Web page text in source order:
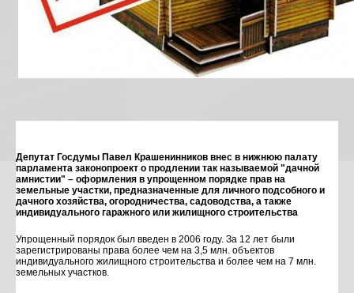
Депутат Госдумы Павел Крашенинников внес в нижнюю палату
парламента законопроект о продлении так называемой "дачной
амнистии" – оформления в упрощенном порядке прав на
земельные участки, предназначенные для личного подсобного и
дачного хозяйства, огородничества, садоводства, а также
индивидуального гаражного или жилищного строительства
Упрощенный порядок был введен в 2006 году. За 12 лет были
зарегистрированы права более чем на 3,5 млн. объектов
индивидуального жилищного строительства и более чем на 7 млн.
земельных участков.